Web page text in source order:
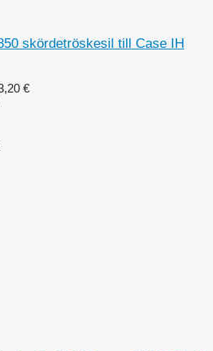
skördetröskesil till Case IH
€